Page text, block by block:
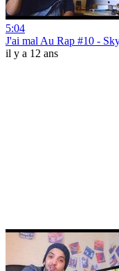
5:04
J'ai mal Au Rap #10 -
il y a 12 ans